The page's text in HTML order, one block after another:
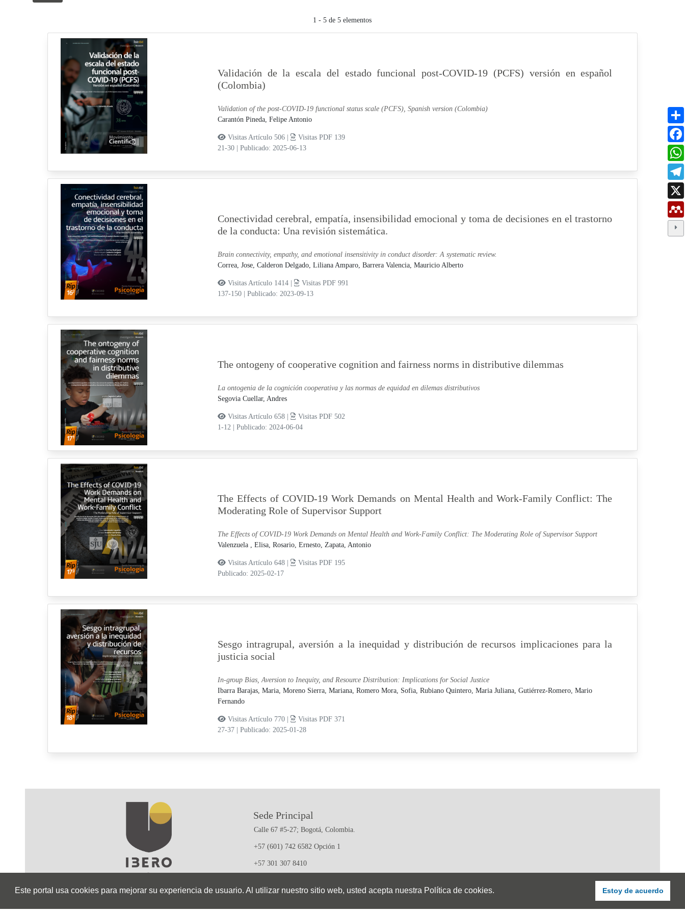
Este portal usa cookies para mejorar su experiencia de usuario. Al utilizar nuestro sitio web, usted acepta nuestra Política de cookies. Estoy de acuerdo
1 - 5 de 5 elementos
Validación de la escala del estado funcional post-COVID-19 (PCFS) versión en español
(Colombia)
Validation of the post-COVID-19 functional status scale (PCFS), Spanish version (Colombia)
Carantón Pineda, Felipe Antonio
Visitas Artículo 506 |
Visitas PDF 139
21-30
Publicado: 2025-06-13
Conectividad cerebral, empatía, insensibilidad emocional y toma de decisiones en el trastorno
de la conducta: Una revisión sistemática.
Brain connectivity, empathy, and emotional insensitivity in conduct disorder: A systematic review.
Correa, Jose, Calderon Delgado, Liliana Amparo, Barrera Valencia, Mauricio Alberto
Visitas Artículo 1414 |
Visitas PDF 991
137-150
Publicado: 2023-09-13
The ontogeny of cooperative cognition and fairness norms in distributive dilemmas
La ontogenia de la cognición cooperativa y las normas de equidad en dilemas distributivos
Segovia Cuellar, Andres
Visitas Artículo 658 |
Visitas PDF 502
1-12
Publicado: 2024-06-04
The Effects of COVID-19 Work Demands on Mental Health and Work-Family Conflict: The
Moderating Role of Supervisor Support
The Effects of COVID-19 Work Demands on Mental Health and Work-Family Conflict: The Moderating Role of Supervisor Support
Valenzuela , Elisa, Rosario, Ernesto, Zapata, Antonio
Visitas Artículo 648 |
Visitas PDF 195
Publicado: 2025-02-17
Sesgo intragrupal, aversión a la inequidad y distribución de recursos implicaciones para la
justicia social
In-group Bias, Aversion to Inequity, and Resource Distribution: Implications for Social Justice
Ibarra Barajas, Maria, Moreno Sierra, Mariana, Romero Mora, Sofia, Rubiano Quintero, Maria Juliana, Gutiérrez-Romero, Mario
Fernando
Visitas Artículo 770 |
Visitas PDF 371
27-37 | Publicado: 2025-01-28
Sede Principal
Calle 67 #5-27; Bogotá, Colombia.
+57 (601) 742 6582 Opción 1
+57 301 307 8410